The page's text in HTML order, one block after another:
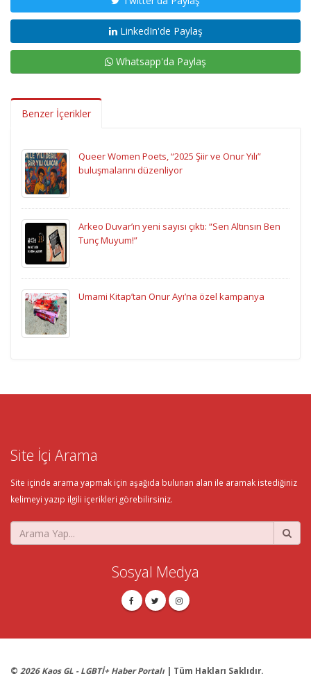
LinkedIn'de Paylaş
Whatsapp'da Paylaş
Benzer İçerikler
Queer Women Poets, “2025 Şiir ve Onur Yılı”
buluşmalarını düzenliyor
Arkeo Duvar’ın yeni sayısı çıktı: “Sen Altınsın Ben
Tunç Muyum!”
Umami Kitap’tan Onur Ayı’na özel kampanya
Site İçi Arama
Site içinde arama yapmak için aşağıda bulunan alan ile aramak istediğiniz
kelimeyi yazıp ilgili içerikleri görebilirsiniz.
Sosyal Medya
© 2026 Kaos GL - LGBTİ+ Haber Portalı | Tüm Hakları Saklıdır.